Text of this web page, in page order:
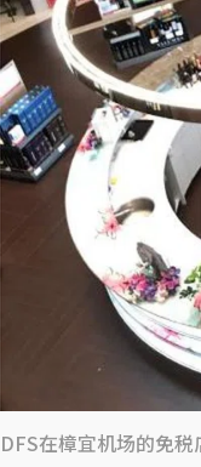
DFS在樟宜机场的免税